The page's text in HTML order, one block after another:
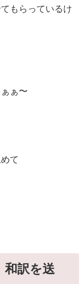
もらっているけ
ぁ〜
て
訳を送